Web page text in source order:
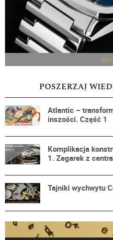
POSZERZAJ
Atlantic –
inszości. Część 1
Komplikacja
1. Zegarek z
Tajniki wychwytu